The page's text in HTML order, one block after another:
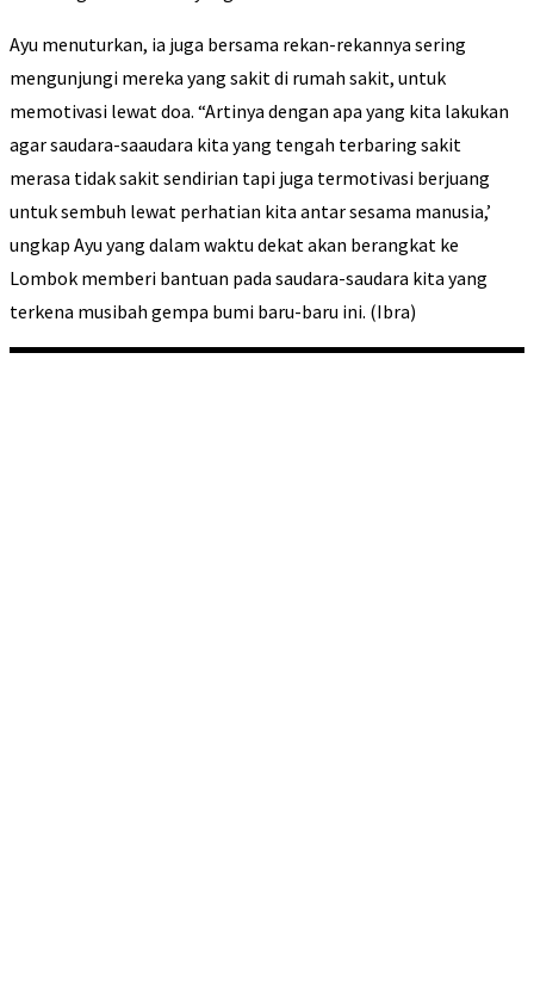
Ayu menuturkan, ia juga bersama rekan-rekannya sering
mengunjungi mereka yang sakit di rumah sakit, untuk
memotivasi lewat doa. “Artinya dengan apa yang kita lakukan
agar saudara-saaudara kita yang tengah terbaring sakit
merasa tidak sakit sendirian tapi juga termotivasi berjuang
untuk sembuh lewat perhatian kita antar sesama manusia,’
ungkap Ayu yang dalam waktu dekat akan berangkat ke
Lombok memberi bantuan pada saudara-saudara kita yang
terkena musibah gempa bumi baru-baru ini. (Ibra)